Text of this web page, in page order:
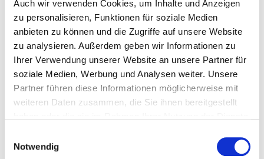
Auch wir verwenden Cookies, um Inhalte und Anzeigen
zu personalisieren, Funktionen für soziale Medien
anbieten zu können und die Zugriffe auf unsere Website
zu analysieren. Außerdem geben wir Informationen zu
Ihrer Verwendung unserer Website an unsere Partner für
soziale Medien, Werbung und Analysen weiter. Unsere
Partner führen diese Informationen möglicherweise mit
weiteren Daten zusammen, die Sie ihnen bereitgestellt
Notwendig
Set-Artikel
Textilien
Broschüren
Filter & Co
Duschfilter